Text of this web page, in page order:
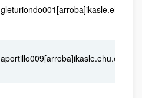
gleturiondo001[arroba]ikasle.ehu.eus
aportillo009[arroba]ikasle.ehu.eus